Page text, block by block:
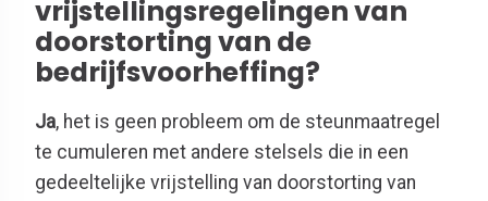
vrijstellingsregelingen van
doorstorting van de
bedrijfsvoorheffing?
Ja, het is geen probleem om de steunmaatregel
te cumuleren met andere stelsels die in een
gedeeltelijke vrijstelling van doorstorting van